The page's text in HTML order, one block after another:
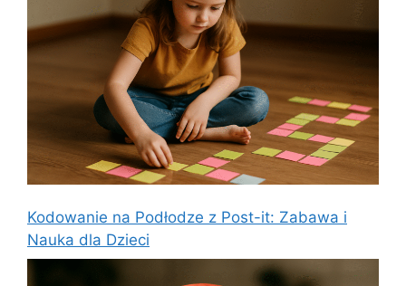
Kodowanie na Podłodze z Post-it: Zabawa i
Nauka dla Dzieci